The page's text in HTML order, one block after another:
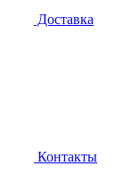
Доставка
Контакты